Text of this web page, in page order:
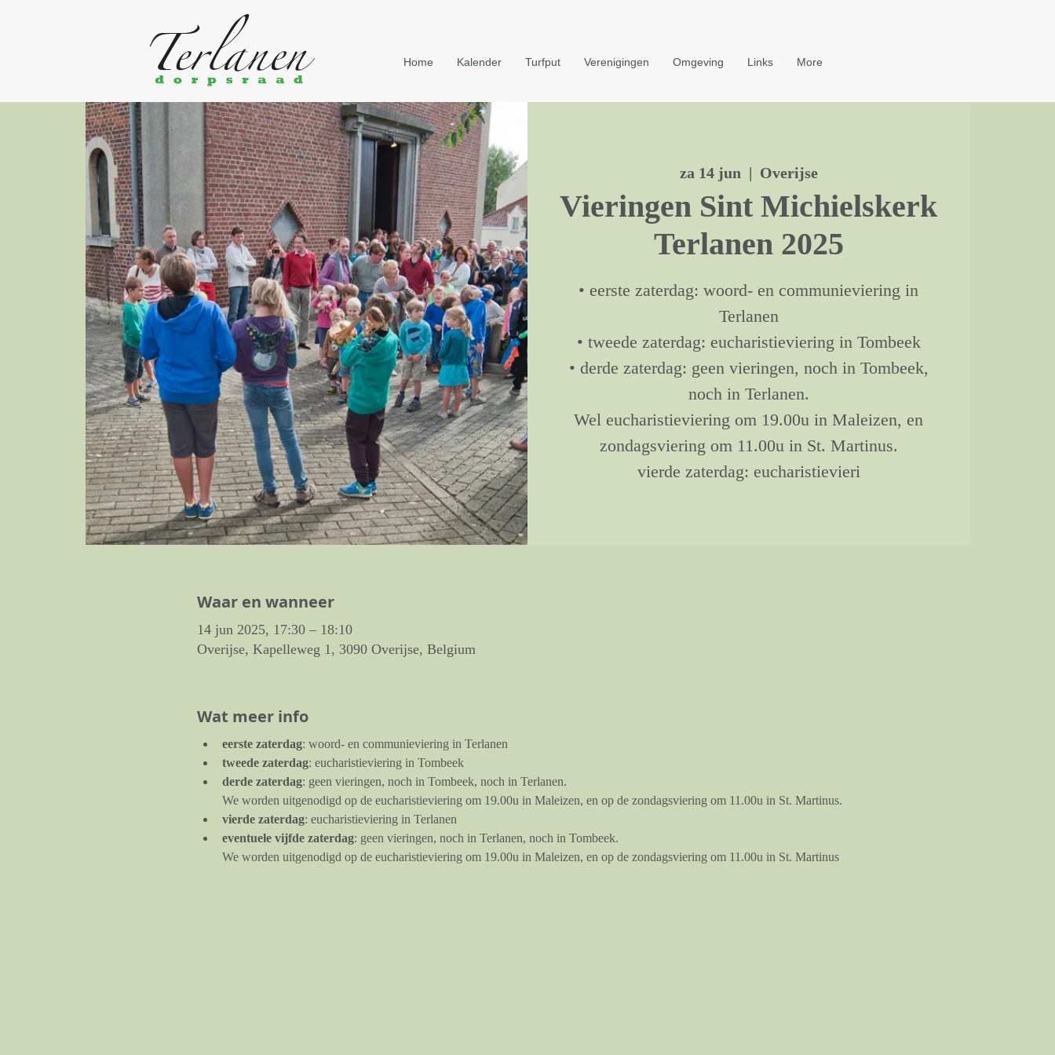
Home Kalender Turfput Verenigingen Omgeving Links More
za 14 jun
  |
Overijse
Vieringen Sint Michielskerk
Terlanen 2025
• eerste zaterdag: woord- en communieviering in
Terlanen
• tweede zaterdag: eucharistieviering in Tombeek
• derde zaterdag: geen vieringen, noch in Tombeek,
noch in Terlanen.
Wel eucharistieviering om 19.00u in Maleizen, en
zondagsviering om 11.00u in St. Martinus.
vierde zaterdag: eucharistievieri
Waar en wanneer
14 jun 2025, 17:30 – 18:10
Overijse, Kapelleweg 1, 3090 Overijse, Belgium
Wat meer info
eerste zaterdag: woord- en communieviering in Terlanen
tweede zaterdag: eucharistieviering in Tombeek
derde zaterdag: geen vieringen, noch in Tombeek, noch in Terlanen.
We worden uitgenodigd op de eucharistieviering om 19.00u in Maleizen, en op de zondagsviering om 11.00u in St. Martinus.
vierde zaterdag: eucharistieviering in Terlanen
eventuele vijfde zaterdag: geen vieringen, noch in Terlanen, noch in Tombeek.
We worden uitgenodigd op de eucharistieviering om 19.00u in Maleizen, en op de zondagsviering om 11.00u in St. Martinus